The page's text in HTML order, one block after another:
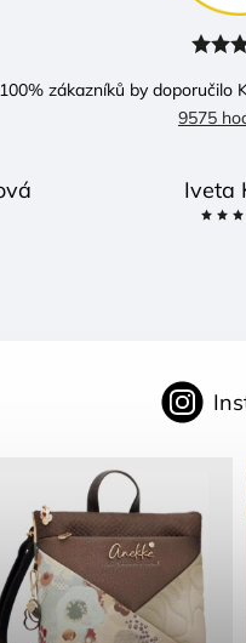
100% zákazníků by doporučilo
9575
Iveta